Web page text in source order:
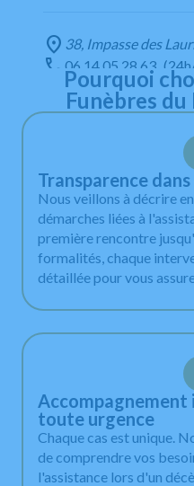
38, Impasse des
06 14 05 28 63
Numéro
08:30 - 12:00, 14:00 -
Samedi et Dimanche
Fermé *
* En dehors des
contacter les pompes
téléphonique : 06 14
compris dimanches et
Pourquoi
Funèbres du
Transparence
Nous veillons à décrire
démarches liées à
première rencontre
formalités, chaque
détaillée pour vous
Accompagnement
toute urgence
Chaque cas est unique.
de comprendre vos
l'assistance lors d'un